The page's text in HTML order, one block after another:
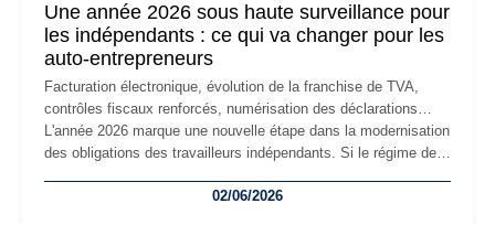
Une année 2026 sous haute surveillance pour
les indépendants : ce qui va changer pour les
auto-entrepreneurs
Facturation électronique, évolution de la franchise de TVA,
contrôles fiscaux renforcés, numérisation des déclarations…
L'année 2026 marque une nouvelle étape dans la modernisation
des obligations des travailleurs indépendants. Si le régime de
les auto-entrepreneurs devront s'adapter à un environnement
02/06/2026